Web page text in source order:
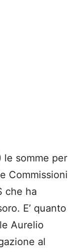
le somme per
Commissioni
che ha
E’ quanto
Aurelio
al